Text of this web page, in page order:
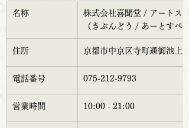
名称
株式会社喜聞堂 / アートス
（きぶんどう / あーとすぺ
住所 京都市中京区寺町通御池上
電話番号 075-212-9793
営業時間 10:00 - 21:00